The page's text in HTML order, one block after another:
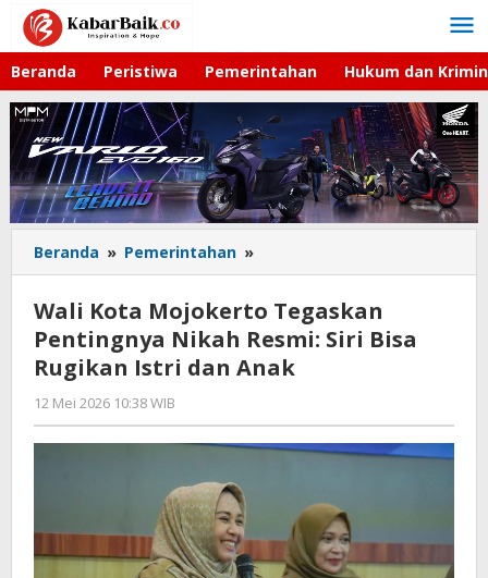
Lewati
konten
Beranda Peristiwa Pemerintahan Hukum dan
Beranda » Pemerintahan »
Kota
Tegaskan
Pentingnya
Nikah
Rugikan
Anak
Wali Kota Mojokerto Tegaskan
Pentingnya Nikah Resmi: Siri Bisa
Rugikan Istri dan Anak
12 Mei 2026 10:38 WIB
Imam
WD